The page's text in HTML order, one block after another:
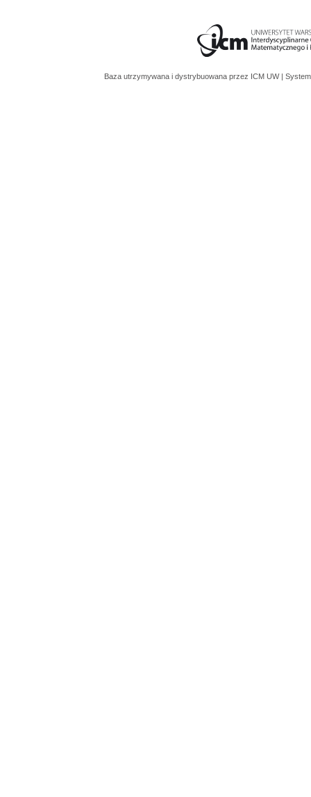
Baza utrzymywana i dystrybuowana przez ICM UW |